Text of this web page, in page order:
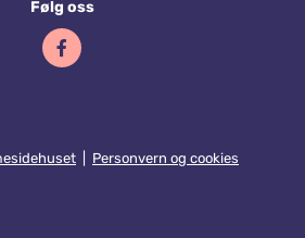
Følg oss
Personvern og cookies